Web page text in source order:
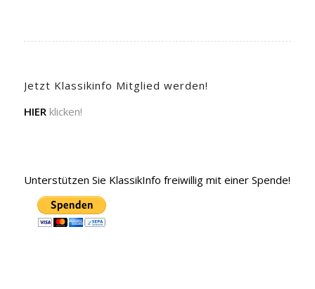
Jetzt Klassikinfo Mitglied werden!
HIER klicken!
Unterstützen Sie KlassikInfo freiwillig mit einer Spende!